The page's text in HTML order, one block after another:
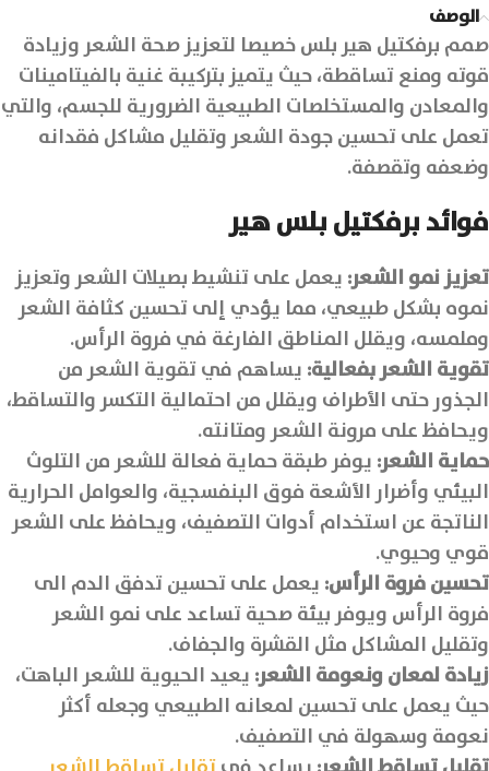
الوصف
صمم برفكتيل هير بلس خصيصا لتعزيز صحة الشعر وزيادة
قوته ومنع تساقطة، حيث يتميز بتركيبة غنية بالفيتامينات
والمعادن والمستخلصات الطبيعية الضرورية للجسم، والتي
تعمل على تحسين جودة الشعر وتقليل مشاكل فقدانه
وضعفه وتقصفة.
فوائد برفكتيل بلس هير
تعزيز نمو الشعر: يعمل على تنشيط بصيلات الشعر وتعزيز
نموه بشكل طبيعي، مما يؤدي إلى تحسين كثافة الشعر
وملمسه، ويقلل المناطق الفارغة في فروة الرأس.
تقوية الشعر بفعالية: يساهم في تقوية الشعر من
الجذور حتى الأطراف ويقلل من احتمالية التكسر والتساقط،
ويحافظ على مرونة الشعر ومتانته.
حماية الشعر: يوفر طبقة حماية فعالة للشعر من التلوث
البيئي وأضرار الأشعة فوق البنفسجية، والعوامل الحرارية
الناتجة عن استخدام أدوات التصفيف، ويحافظ على الشعر
قوي وحيوي.
تحسين فروة الرأس: يعمل على تحسين تدفق الدم الى
فروة الرأس ويوفر بيئة صحية تساعد على نمو الشعر
وتقليل المشاكل مثل القشرة والجفاف.
زيادة لمعان ونعومة الشعر: يعيد الحيوية للشعر الباهت،
حيث يعمل على تحسين لمعانه الطبيعي وجعله أكثر
نعومة وسهولة في التصفيف.